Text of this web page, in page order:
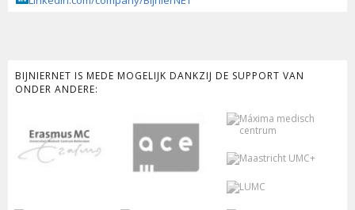
BIJNIERNET IS MEDE MOGELIJK DANKZIJ DE SUPPORT VAN
ONDER ANDERE: